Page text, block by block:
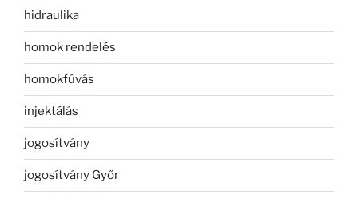
hidraulika
homok rendelés
homokfúvás
injektálás
jogosítvány
jogosítvány Győr